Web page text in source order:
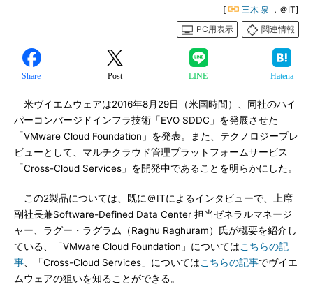
[ 三木 泉 ，＠IT]
PC用表示
関連情報
Share Post LINE Hatena
米ヴイエムウェアは2016年8月29日（米国時間）、同社のハイ
パーコンバージドインフラ技術「EVO SDDC」を発展させた
「VMware Cloud Foundation」を発表。また、テクノロジープレ
ビューとして、マルチクラウド管理プラットフォームサービス
「Cross-Cloud Services」を開発中であることを明らかにした。
この2製品については、既に＠ITによるインタビューで、上席
副社長兼Software-Defined Data Center 担当ゼネラルマネージ
ャー、ラグー・ラグラム（Raghu Raghuram）氏が概要を紹介し
ている、「VMware Cloud Foundation」についてはこちらの記
事 、「Cross-Cloud Services」についてはこちらの記事でヴイエ
ムウェアの狙いを知ることができる。